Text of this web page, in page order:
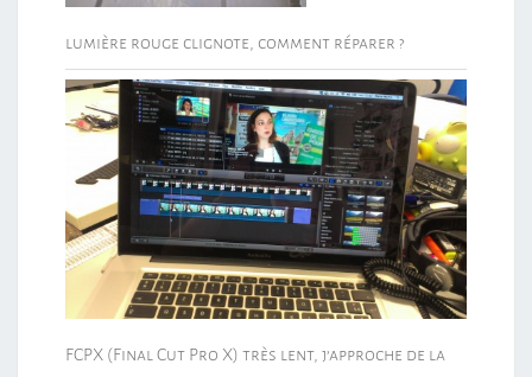
lumière rouge clignote, comment réparer ?
FCPX (Final Cut Pro X) très lent, j’approche de la